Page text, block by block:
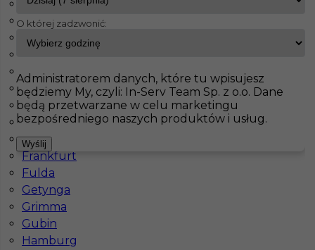
InServ Oferty pracy
Bonn
Chemnitz
Darmstadt
Drezno
Duisburg
Düsseldorf
Essen
Flensburg
Frankfurt
Fulda
Getynga
Grimma
Gubin
Hamburg
Praca w Niemczech dla brukarza - okolice
Ratyzbony
O której zadzwonić:
Administratorem danych, które tu wpisujesz
będziemy My, czyli: In-Serv Team Sp. z o.o. Dane
będą przetwarzane w celu marketingu
bezpośredniego naszych produktów i usług.
Wyślij